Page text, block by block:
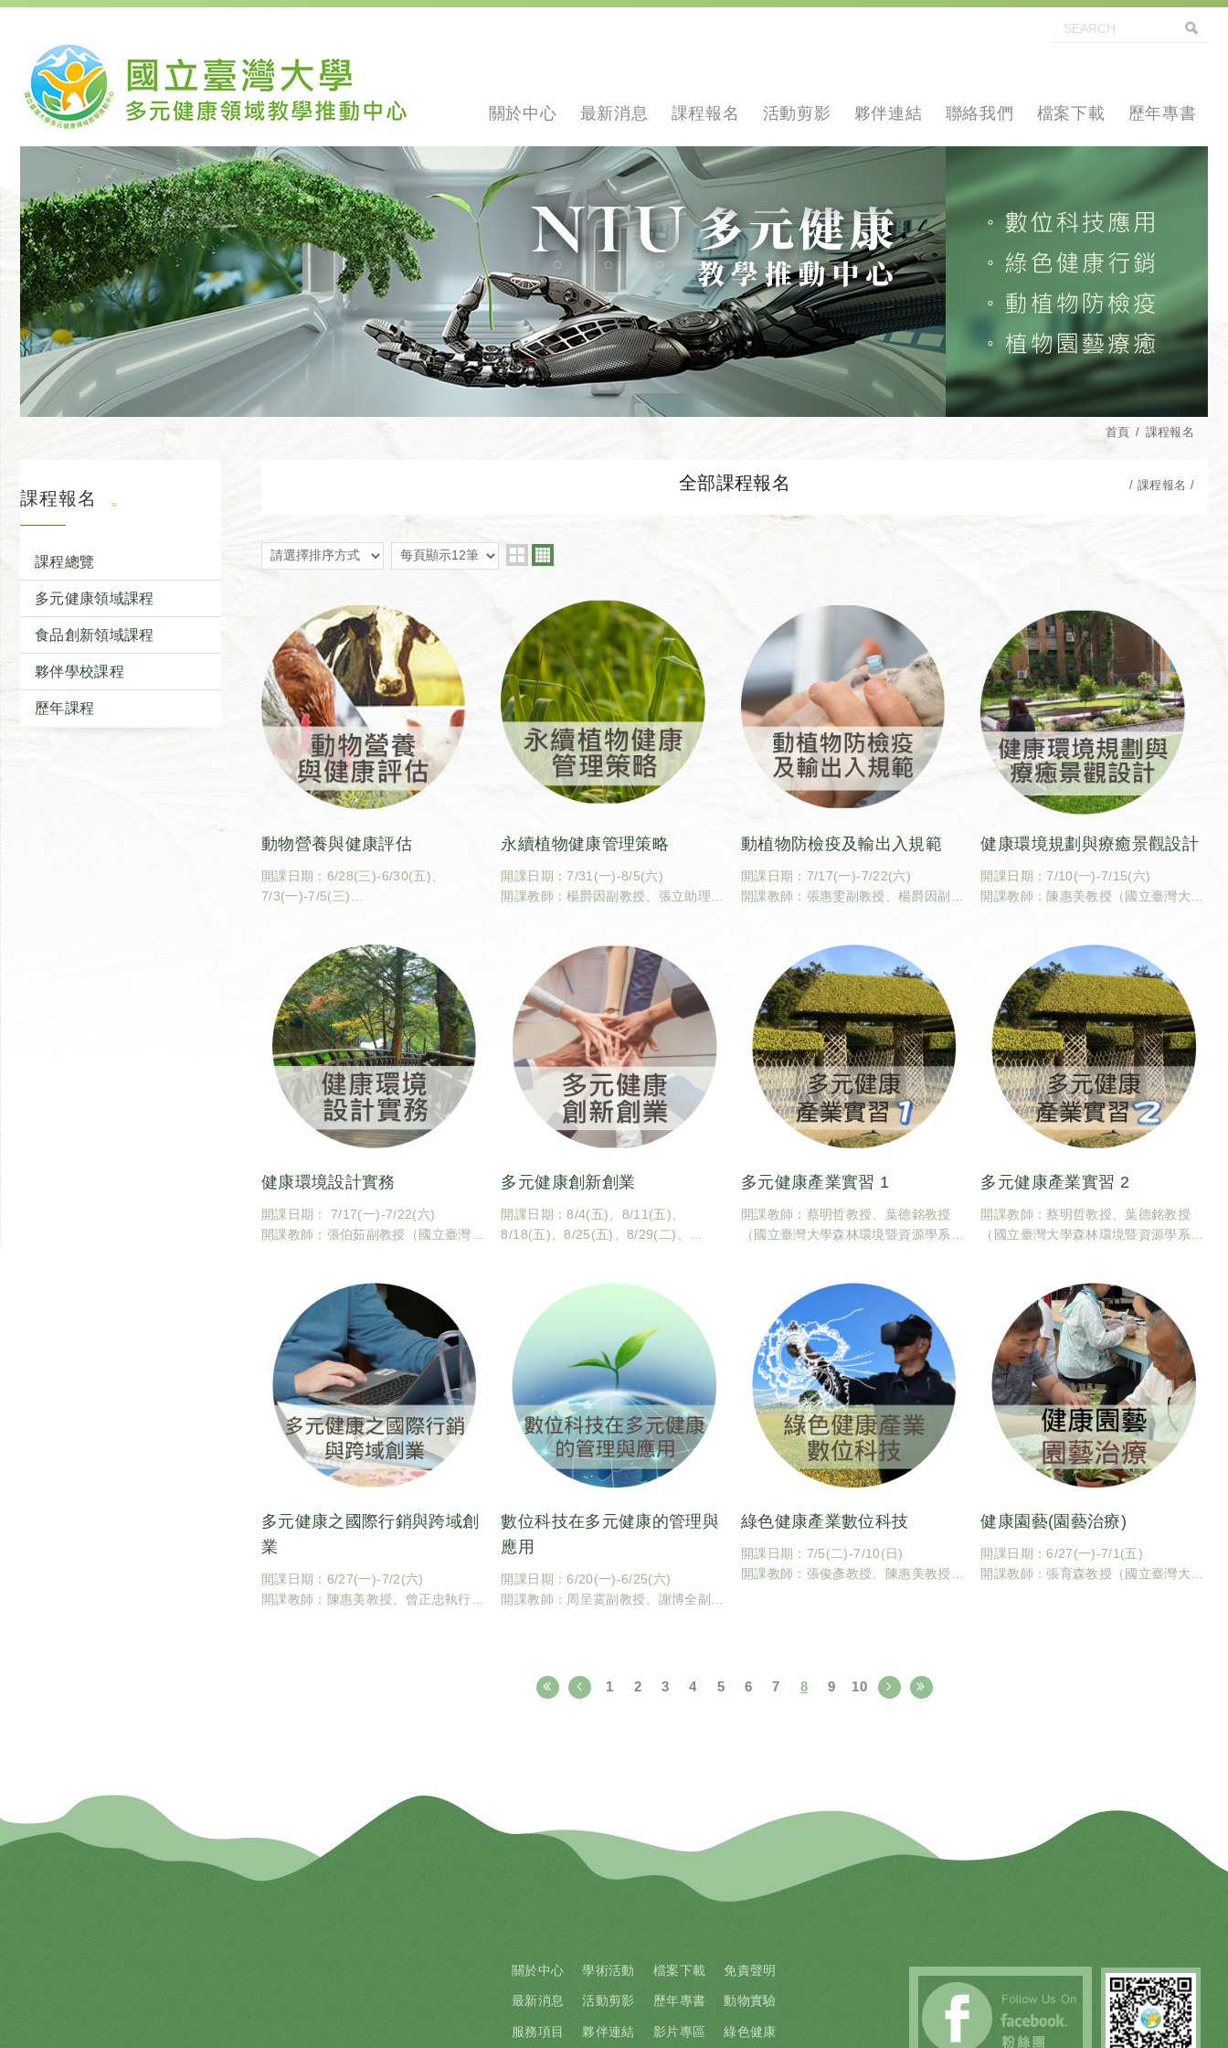
關於中心 最新消息 課程報名 活動剪影 夥伴連結 聯絡我們 檔案下載 歷年專書
首頁 課程報名
課程報名
課程總覽
多元健康領域課程
食品創新領域課程
夥伴學校課程
歷年課程
全部課程報名 課程報名
動物營養與健康評估
開課日期：6/28(三)-6/30(五)、
7/3(一)-7/5(三)
上課地點：臺灣大學動物科學技術學系
畜三教室
課號：CBA5081
課程識別碼：600U0810
學分數：2
永續植物健康管理策略
開課日期：7/31(一)-8/5(六)
開課教師：楊爵因副教授、張立助理教
上課地點：實體授課。
課號：CBA5082
課程識別碼：600U0820
學分數：2
動植物防檢疫及輸出入規範
開課日期：7/17(一)-7/22(六)
開課教師：張惠雯副教授、楊爵因副教
植物病理與微生物學系）
上課地點：實體授課。
課號：CBA5083
課程識別碼：600U0830
學分數：2
健康環境規劃與療癒景觀設計
開課日期：7/10(一)-7/15(六)
開課教師：陳惠美教授（國立臺灣大學
景觀學系四號館204教室
課號：CBA5084
課程識別碼：600U0840
學分數：2
健康環境設計實務
開課日期： 7/17(一)-7/22(六)
開課教師：張伯茹副教授（國立臺灣大
號館204教室
課號：CBA5085
課程識別碼：600U0850
學分數：1
多元健康創新創業
開課日期：8/4(五)、8/11(五)、
8/18(五)、8/25(五)、8/29(二)、
學創意創業中心）
上課地點：臺灣大學園藝暨景觀學系四
號館204教室
臺大課碼：CBA5086
學分數：2
多元健康產業實習 1
開課教師：蔡明哲教授、葉德銘教授
（國立臺灣大學森林環境暨資源學系、
課程識別碼：600U0690
學分數：1
開課日期：7-8月
課程地點：各實習單位
多元健康產業實習 2
開課教師：蔡明哲教授、葉德銘教授
（國立臺灣大學森林環境暨資源學系、
課程識別碼：600U0700
學分數：2
開課日期：7-8月
課程地點：各實習單位
多元健康之國際行銷與跨域創
業
開課日期：6/27(一)-7/2(六)
開課教師：陳惠美教授、曾正忠執行長
數位科技在多元健康的管理與
應用
開課日期：6/20(一)-6/25(六)
開課教師：周呈霙副教授、謝博全副教
臺大課碼：600U0610
學分數：2
綠色健康產業數位科技
開課日期：7/5(二)-7/10(日)
開課教師：張俊彥教授、陳惠美教授
健康園藝(園藝治療)
開課日期：6/27(一)-7/1(五)
開課教師：張育森教授（國立臺灣大學
1 2 3 4 5 6 7 8 9 10
關於中心
最新消息
服務項目
學術活動
活動剪影
夥伴連結
檔案下載
歷年專書
影片專區
免責聲明
動物實驗
綠色健康